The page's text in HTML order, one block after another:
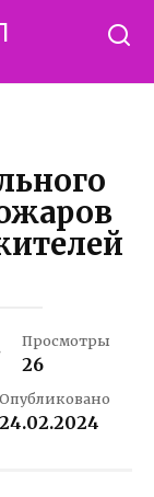
Просмотры
26
Опубликовано
24.02.2024